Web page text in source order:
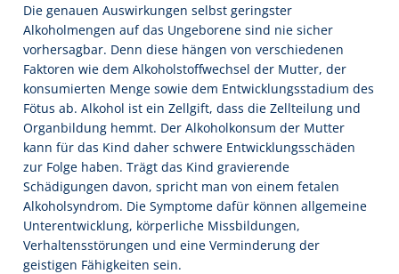
Die genauen Auswirkungen selbst geringster
Alkoholmengen auf das Ungeborene sind nie sicher
vorhersagbar. Denn diese hängen von verschiedenen
Faktoren wie dem Alkoholstoffwechsel der Mutter, der
konsumierten Menge sowie dem Entwicklungsstadium des
Fötus ab. Alkohol ist ein Zellgift, dass die Zellteilung und
Organbildung hemmt. Der Alkoholkonsum der Mutter
kann für das Kind daher schwere Entwicklungsschäden
zur Folge haben. Trägt das Kind gravierende
Schädigungen davon, spricht man von einem fetalen
Alkoholsyndrom. Die Symptome dafür können allgemeine
Unterentwicklung, körperliche Missbildungen,
Verhaltensstörungen und eine Verminderung der
geistigen Fähigkeiten sein.